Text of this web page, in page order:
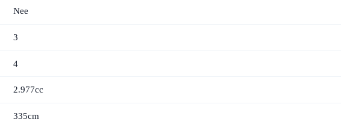
Nee
3
4
2.977cc
335cm